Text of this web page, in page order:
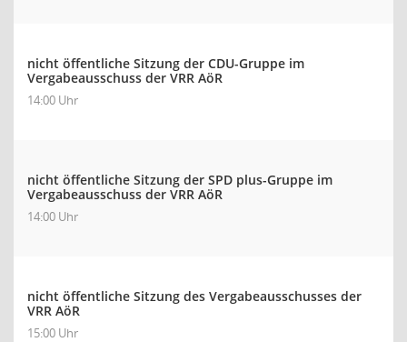
nicht öffentliche Sitzung der CDU-Gruppe im
Vergabeausschuss der VRR AöR
14:00 Uhr
nicht öffentliche Sitzung der SPD plus-Gruppe im
Vergabeausschuss der VRR AöR
14:00 Uhr
nicht öffentliche Sitzung des Vergabeausschusses der
VRR AöR
15:00 Uhr